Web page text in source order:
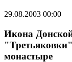
29.08.2003 00:00
Икона
монастыре